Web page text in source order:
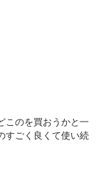
このを買おうかと一
すごく良くて使い続